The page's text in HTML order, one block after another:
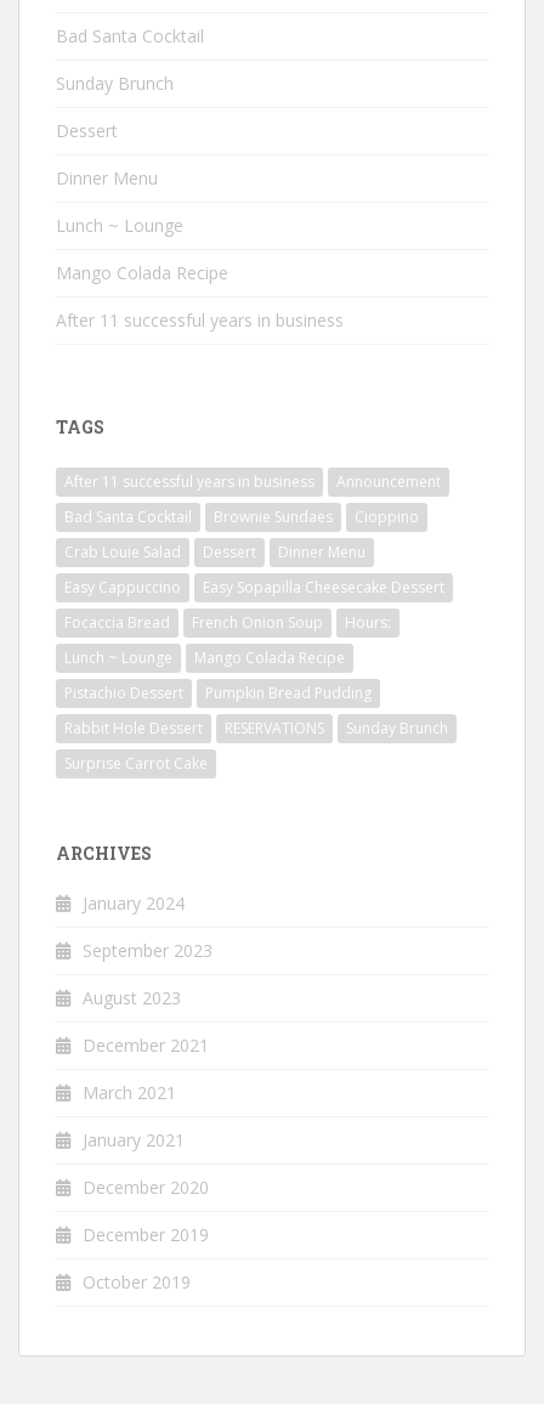
Bad Santa Cocktail
Sunday Brunch
Dessert
Dinner Menu
Lunch ~ Lounge
Mango Colada Recipe
After 11 successful years in business
TAGS
After 11 successful years in business
Announcement
Bad Santa Cocktail
Brownie Sundaes
Cioppino
Crab Louie Salad
Dessert
Dinner Menu
Easy Cappuccino
Easy Sopapilla Cheesecake Dessert
Focaccia Bread
French Onion Soup
Hours:
Lunch ~ Lounge
Mango Colada Recipe
Pistachio Dessert
Pumpkin Bread Pudding
Rabbit Hole Dessert
RESERVATIONS
Sunday Brunch
Surprise Carrot Cake
ARCHIVES
January 2024
September 2023
August 2023
December 2021
March 2021
January 2021
December 2020
December 2019
October 2019